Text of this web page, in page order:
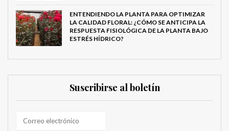
ENTENDIENDO LA PLANTA PARA OPTIMIZAR
LA CALIDAD FLORAL: ¿CÓMO SE ANTICIPA LA
RESPUESTA FISIOLÓGICA DE LA PLANTA BAJO
ESTRÉS HÍDRICO?
Suscribirse al boletín